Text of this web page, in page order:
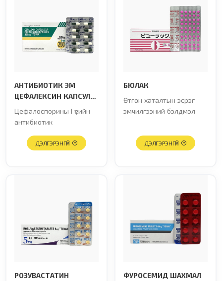
АНТИБИОТИК ЭМ
ЦЕФАЛЕКСИН КАПСУЛ
250 мг “TOWA”
Цефалоспорины I үеийн
антибиотик
ДЭЛГЭРЭНГҮЙ
БЮЛАК
Өтгөн хаталтын эсрэг
эмчилгээний бэлдмэл
ДЭЛГЭРЭНГҮЙ
РОЗУВАСТАТИН
ФУРОСЕМИД ШАХМАЛ